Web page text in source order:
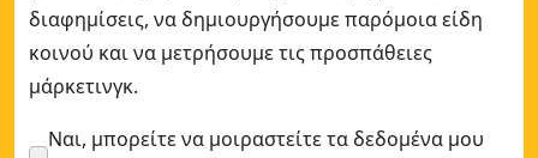
διαφημίσεις, να δημιουργήσουμε παρόμοια είδη
κοινού και να μετρήσουμε τις προσπάθειες
μάρκετινγκ.
Ναι, μπορείτε να μοιραστείτε τα δεδομένα μου